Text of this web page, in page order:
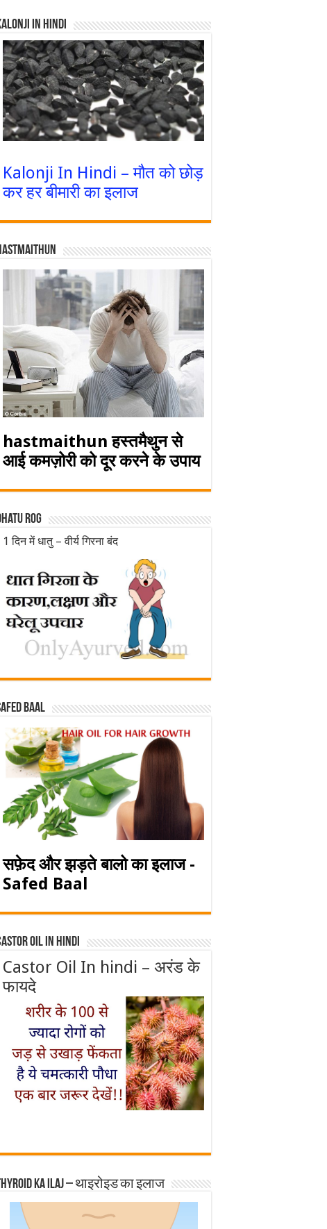
In Hindi
Kalonji In Hindi – मौत को छोड़
कर हर बीमारी का इलाज
hastmaithun हस्तमैथुन से
आई कमज़ोरी को दूर करने के उपाय
rog
1 दिन में धातु – वीर्य गिरना बंद
baal
सफ़ेद और झड़ते बालो का इलाज -
Safed Baal
Oil In Hindi
Castor Oil In hindi – अरंड के
फायदे
ka ilaj – थाइरोइड का इलाज